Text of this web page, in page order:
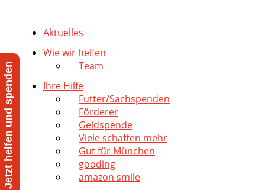
Aktuelles
Wie wir helfen
Team
Ihre Hilfe
Futter/Sachspenden
Förderer
Geldspende
Viele schaffen mehr
Gut für München
gooding
amazon smile
Jetzt helfen und spenden